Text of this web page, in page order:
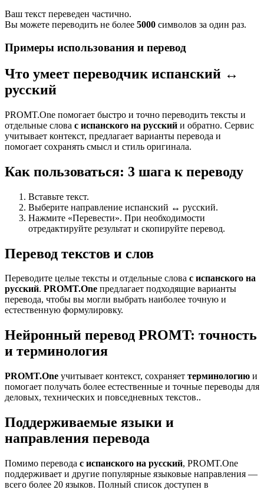
Ваш текст переведен частично.
Вы можете переводить не более 5000 символов за один раз.
Примеры использования и перевод
Что умеет переводчик испанский ↔
русский
PROMT.One помогает быстро и точно переводить тексты и
отдельные слова с испанского на русский и обратно. Сервис
учитывает контекст, предлагает варианты перевода и
помогает сохранять смысл и стиль оригинала.
Как пользоваться: 3 шага к переводу
Вставьте текст.
Выберите направление испанский ↔ русский.
Нажмите «Перевести». При необходимости
отредактируйте результат и скопируйте перевод.
Перевод текстов и слов
Переводите целые тексты и отдельные слова с испанского на
русский. PROMT.One предлагает подходящие варианты
перевода, чтобы вы могли выбрать наиболее точную и
естественную формулировку.
Нейронный перевод PROMT: точность
и терминология
PROMT.One учитывает контекст, сохраняет терминологию и
помогает получать более естественные и точные переводы для
деловых, технических и повседневных текстов..
Поддерживаемые языки и
направления перевода
Помимо перевода с испанского на русский, PROMT.One
поддерживает и другие популярные языковые направления —
всего более 20 языков. Полный список доступен в